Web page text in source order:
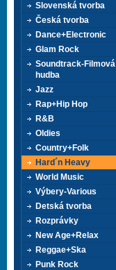
Slovenská tvorba
Česká tvorba
Dance+Electronic
Glam Rock
Soundtrack-Filmová
hudba
Jazz
Rap+Hip Hop
R&B
Oldies
Country+Folk
Hard´n Heavy
World Music
Výbery-Various
Detská tvorba
Rozprávky
New Age+Relax
Reggae+Ska
Punk Rock